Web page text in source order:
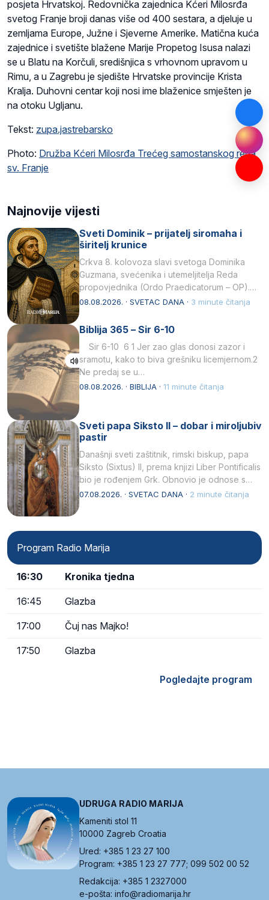
posjeta Hrvatskoj. Redovnička zajednica Kćeri Milosrđa
svetog Franje broji danas više od 400 sestara, a djeluje u
zemljama Europe, Južne i Sjeverne Amerike. Matična kuća
zajednice i svetište blažene Marije Propetog Isusa nalazi
se u Blatu na Korčuli, središnjica s vrhovnom upravom u
Rimu, a u Zagrebu je sjedište Hrvatske provincije Krista
Kralja. Duhovni centar koji nosi ime blaženice smješten je
na otoku Ugljanu.
Tekst: zupa.jastrebarsko
Photo: Družba Kćeri Milosrđa Trećeg samostanskog reda
sv. Franje
Najnovije vijesti
Sveti Dominik – prijatelj siromaha i
širitelj krunice
Crkva 8. kolovoza slavi svetoga Dominika
Guzmana, svećenika i utemeljitelja Reda
propovjednika (Ordo Praedicatorum – OP).
Svojim životom, dubokom ljubavlju prema
08.08.2026. · SVETAC DANA · 3 minute čitanja
Biblija 365 – Sir 6-10
Sir 6-10 6 1 Jer zao glas donosi zazor i
sramotu, kako to biva grešniku licemjernom.2
Ne predaj se u…
08.08.2026. · BIBLIJA · 11 minute čitanja
Sveti papa Siksto II – dobar i miroljubiv
pastir
Današnji sveti zaštitnik, rimski biskup, papa
Siksto (Sixtus) II, prema knjizi Liber Pontificalis
bio je rođenjem Grk. Obnovio je odnose s
afričkim…
07.08.2026. · SVETAC DANA · 2 minute čitanja
Program Radio Marija
16:30 Kronika tjedna
16:45 Glazba
17:00 Čuj nas Majko!
17:50 Glazba
Pogledajte program
UDRUGA RADIO MARIJA
Kameniti stol 11
10000 Zagreb Croatia
Ured: +385 1 23 27 100
Program: +385 1 23 27 777; 099 502 00 52
Redakcija: +385 1 2327000
e-pošta: info@radiomarija.hr